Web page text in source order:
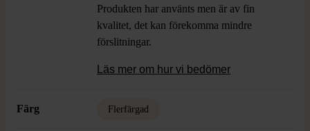
Produkten har använts men är av fin
kvalitet, det kan förekomma mindre
förslitningar.
Läs mer om hur vi bedömer
Färg Flerfärgad